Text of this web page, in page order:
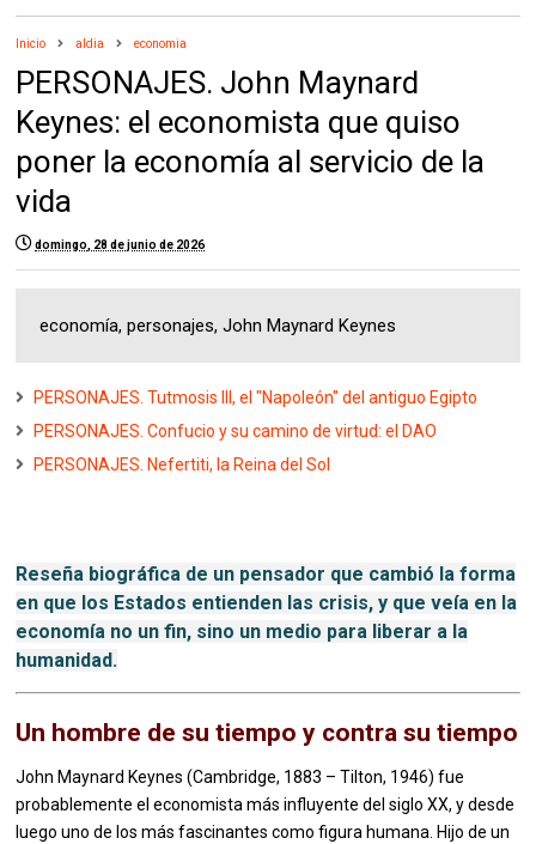
Inicio aldia economia
PERSONAJES. John Maynard
Keynes: el economista que quiso
poner la economía al servicio de la
vida
domingo, 28 de junio de 2026
economía, personajes, John Maynard Keynes
PERSONAJES. Tutmosis III, el "Napoleón" del antiguo Egipto
PERSONAJES. Confucio y su camino de virtud: el DAO
PERSONAJES. Nefertiti, la Reina del Sol
Reseña biográfica de un pensador que cambió la forma
en que los Estados entienden las crisis, y que veía en la
economía no un fin, sino un medio para liberar a la
humanidad.
Un hombre de su tiempo y contra su tiempo
John Maynard Keynes (Cambridge, 1883 – Tilton, 1946) fue
probablemente el economista más influyente del siglo XX, y desde
luego uno de los más fascinantes como figura humana. Hijo de un